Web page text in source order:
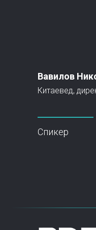
Вавилов
Китаевед,
Спикер